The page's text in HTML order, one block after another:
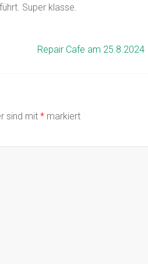
Super klasse.
Repair Cafe am 25.8.2024
sind mit * markiert